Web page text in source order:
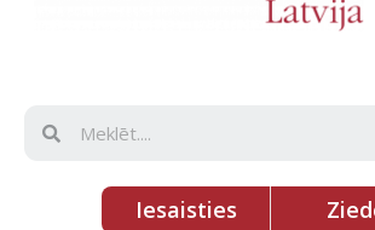
Iesaisties